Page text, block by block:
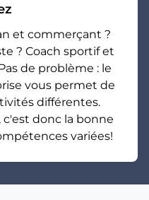
et commerçant ?
? Coach sportif et
de problème : le
vous permet de
différentes.
donc la bonne
variées!